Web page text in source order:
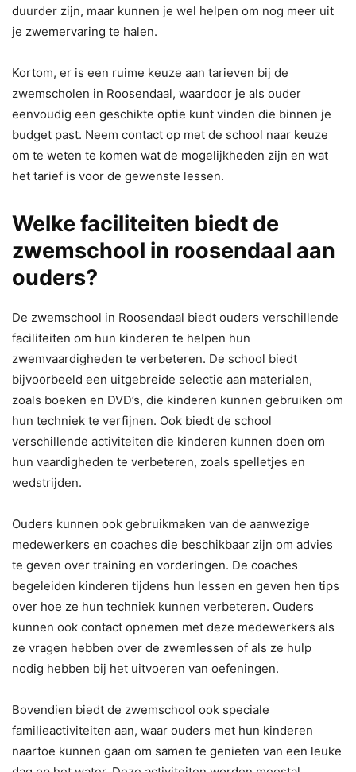
duurder zijn, maar kunnen je wel helpen om nog meer uit
je zwemervaring te halen.
Kortom, er is een ruime keuze aan tarieven bij de
zwemscholen in Roosendaal, waardoor je als ouder
eenvoudig een geschikte optie kunt vinden die binnen je
budget past. Neem contact op met de school naar keuze
om te weten te komen wat de mogelijkheden zijn en wat
het tarief is voor de gewenste lessen.
Welke faciliteiten biedt de
zwemschool in roosendaal aan
ouders?
De zwemschool in Roosendaal biedt ouders verschillende
faciliteiten om hun kinderen te helpen hun
zwemvaardigheden te verbeteren. De school biedt
bijvoorbeeld een uitgebreide selectie aan materialen,
zoals boeken en DVD’s, die kinderen kunnen gebruiken om
hun techniek te verfijnen. Ook biedt de school
verschillende activiteiten die kinderen kunnen doen om
hun vaardigheden te verbeteren, zoals spelletjes en
wedstrijden.
Ouders kunnen ook gebruikmaken van de aanwezige
medewerkers en coaches die beschikbaar zijn om advies
te geven over training en vorderingen. De coaches
begeleiden kinderen tijdens hun lessen en geven hen tips
over hoe ze hun techniek kunnen verbeteren. Ouders
kunnen ook contact opnemen met deze medewerkers als
ze vragen hebben over de zwemlessen of als ze hulp
nodig hebben bij het uitvoeren van oefeningen.
Bovendien biedt de zwemschool ook speciale
familieactiviteiten aan, waar ouders met hun kinderen
naartoe kunnen gaan om samen te genieten van een leuke